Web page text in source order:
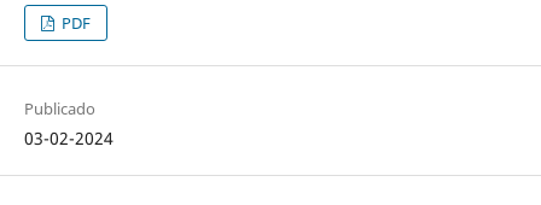
PDF
Publicado
03-02-2024